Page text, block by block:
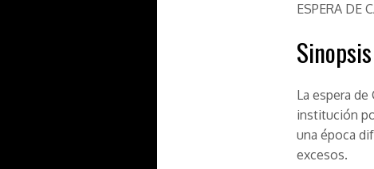
ESPERA DE
Sinopsis
La espera
institución
una época
excesos.